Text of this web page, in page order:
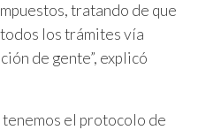
tratando de que
los trámites vía
de gente”, explicó
tenemos el protocolo de